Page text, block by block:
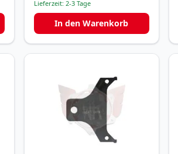
Lieferzeit: 2-3 Tage
In den Warenkorb